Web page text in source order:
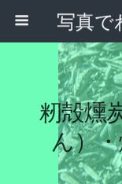
籾殻燻
ん）